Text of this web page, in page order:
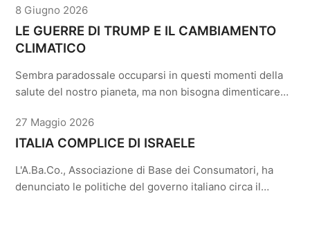
8 Giugno 2026
LE GUERRE DI TRUMP E IL CAMBIAMENTO
CLIMATICO
Sembra paradossale occuparsi in questi momenti della
salute del nostro pianeta, ma non bisogna dimenticare…
27 Maggio 2026
ITALIA COMPLICE DI ISRAELE
L'A.Ba.Co., Associazione di Base dei Consumatori, ha
denunciato le politiche del governo italiano circa il…